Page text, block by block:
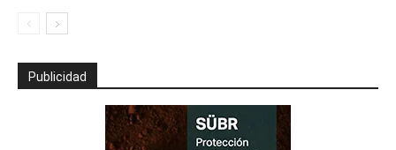
Publicidad